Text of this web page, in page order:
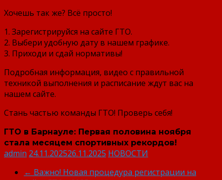
Хочешь так же? Всё просто!
1. Зарегистрируйся на сайте ГТО.
2. Выбери удобную дату в нашем графике.
3. Приходи и сдай нормативы!
Подробная информация, видео с правильной
техникой выполнения и расписание ждут вас на
нашем сайте.
Стань частью команды ГТО! Проверь себя!
ГТО в Барнауле: Первая половина ноября
стала месяцем спортивных рекордов!
admin 24.11.202526.11.2025 НОВОСТИ
← Важно! Новая процедура регистрации на